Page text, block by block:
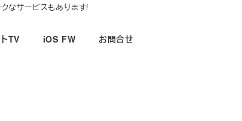
なサービスもあります!
TV iOS FW お問合せ